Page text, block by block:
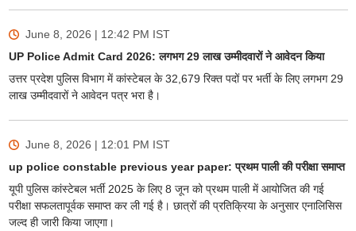
June 8, 2026 | 12:42 PM IST
UP Police Admit Card 2026: लगभग 29 लाख उम्मीदवारों ने आवेदन किया
उत्तर प्रदेश पुलिस विभाग में कांस्टेबल के 32,679 रिक्त पदों पर भर्ती के लिए लगभग 29
लाख उम्मीदवारों ने आवेदन पत्र भरा है।
June 8, 2026 | 12:01 PM IST
up police constable previous year paper: प्रथम पाली की परीक्षा समाप्त
यूपी पुलिस कांस्टेबल भर्ती 2025 के लिए 8 जून को प्रथम पाली में आयोजित की गई
परीक्षा सफलतापूर्वक समाप्त कर ली गई है। छात्रों की प्रतिक्रिया के अनुसार एनालिसिस
जल्द ही जारी किया जाएगा।